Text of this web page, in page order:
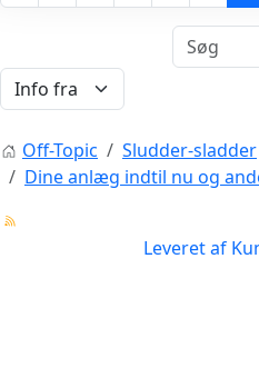
Off-Topic
Sludder-sladder
Dine anlæg indtil nu og
Leveret af